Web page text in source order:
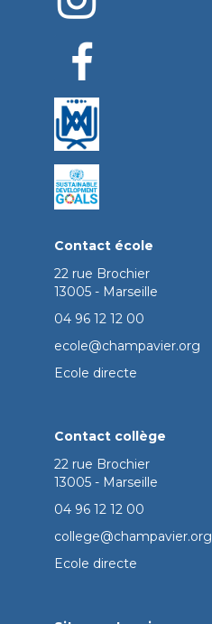
Contact école
22 rue Brochier
13005 - Marseille
04 96 12 12 00
ecole@champavier.org
Ecole directe
Contact collège
22 rue Brochier
13005 - Marseille
04 96 12 12 00
college@champavier.org
Ecole directe